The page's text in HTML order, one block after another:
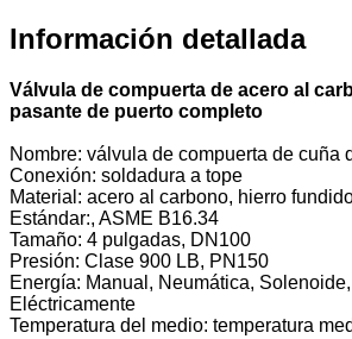
Información detallada
Válvula de compuerta de acero al
pasante de puerto completo
Nombre: válvula de compuerta de cuña
Conexión: soldadura a tope
Material: acero al carbono, hierro
Estándar:, ASME B16.34
Tamaño: 4 pulgadas, DN100
Presión: Clase 900 LB, PN150
Energía: Manual, Neumática,
Eléctricamente
Temperatura del medio: temperatura